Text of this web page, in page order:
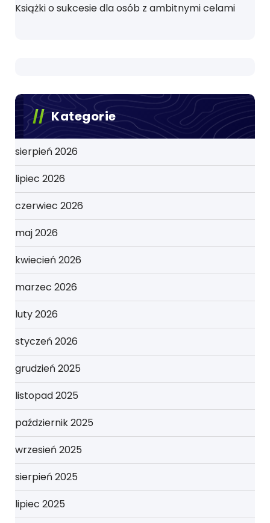
Książki o sukcesie dla osób z ambitnymi celami
Kategorie
sierpień 2026
lipiec 2026
czerwiec 2026
maj 2026
kwiecień 2026
marzec 2026
luty 2026
styczeń 2026
grudzień 2025
listopad 2025
październik 2025
wrzesień 2025
sierpień 2025
lipiec 2025